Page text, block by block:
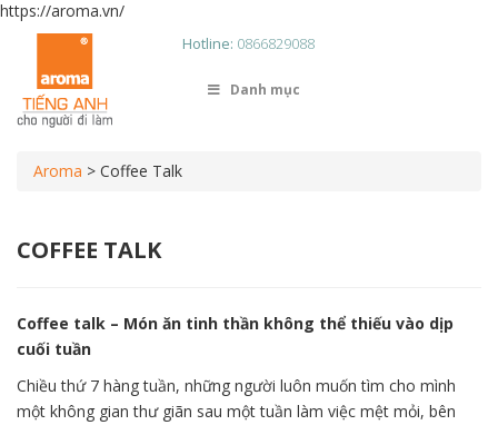
https://aroma.vn/
Hotline: 0866829088
Danh mục
Aroma > Coffee Talk
COFFEE TALK
Coffee talk – Món ăn tinh thần không thể thiếu vào dịp
cuối tuần
Chiều thứ 7 hàng tuần, những người luôn muốn tìm cho mình
một không gian thư giãn sau một tuần làm việc mệt mỏi, bên